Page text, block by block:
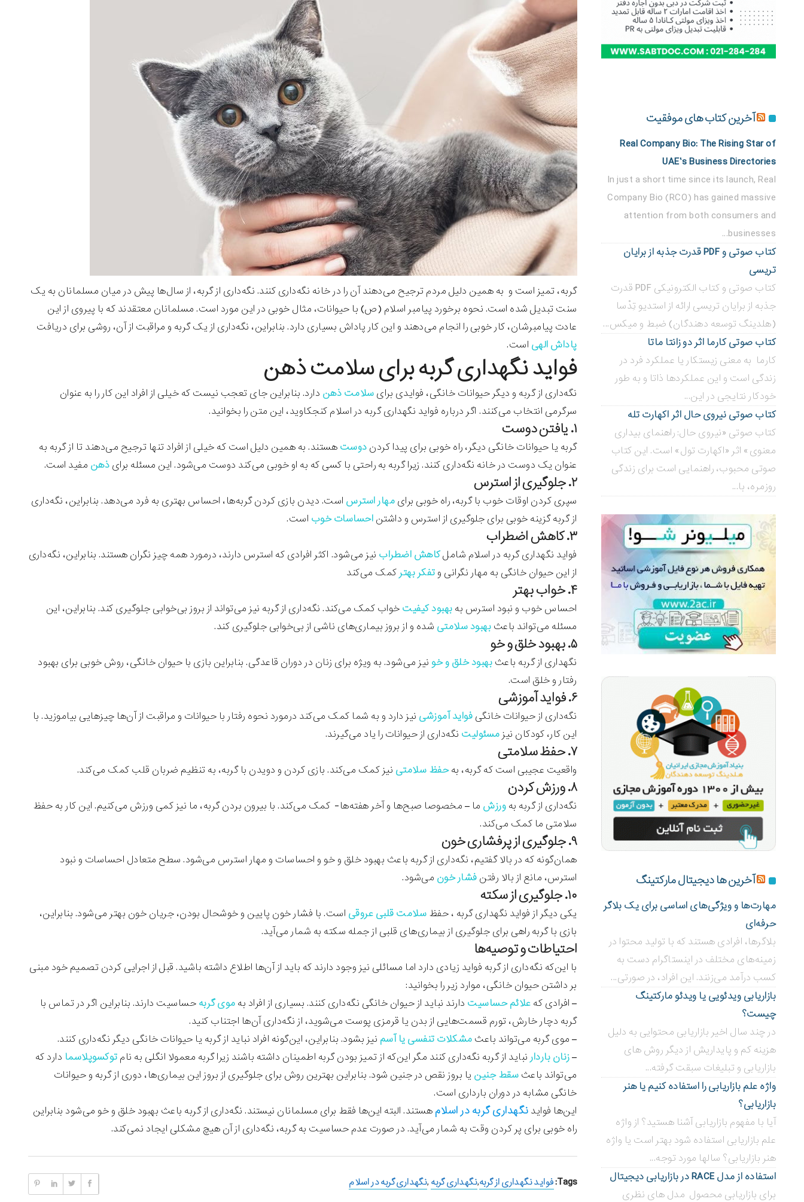
گربه، تمیز است و به همین دلیل مردم ترجیح می‌دهند آن را در خانه نگه‌داری کنند. نگه‌داری از گربه، از سال‌ها پیش در میان مسلمانان به یک
سنت تبدیل شده است. نحوه برخورد پیامبر اسلام (ص) با حیوانات، مثال خوبی در این مورد است. مسلمانان معتقدند که با پیروی از این
عادت پیامبرشان، کار خوبی را انجام می‌دهند و این کار پاداش بسیاری دارد. بنابراین، نگه‌داری از یک گربه و مراقبت از آن، روشی برای دریافت
پاداش الهی است.
فواید نگهداری گربه برای سلامت ذهن
نگه‌داری از گربه و دیگر حیوانات خانگی، فوایدی برای سلامت ذهن دارد. بنابراین جای تعجب نیست که خیلی از افراد این کار را به عنوان
سرگرمی انتخاب می‌کنند. اگر درباره فواید نگهداری گربه در اسلام کنجکاوید، این متن را بخوانید.
۱. یافتن دوست
گربه یا حیوانات خانگی دیگر، راه خوبی برای پیدا کردن دوست هستند. به همین دلیل است که خیلی از افراد تنها ترجیح می‌دهند تا از گربه به
عنوان یک دوست در خانه نگه‌داری کنند. زیرا گربه به راحتی با کسی که به او خوبی می‌کند دوست می‌شود. این مسئله برای ذهن مفید است.
۲. جلوگیری از استرس
سپری کردن اوقات خوب با گربه، راه خوبی برای مهار استرس است. دیدن بازی کردن گربه‌ها، احساس بهتری به فرد می‌دهد. بنابراین، نگه‌داری
از گربه گزینه خوبی برای جلوگیری از استرس و داشتن احساسات خوب است.
۳. کاهش اضطراب
فواید نگهداری گربه در اسلام شاملکاهش اضطراب نیز می‌شود. اکثر افرادی که استرس دارند، درمورد همه چیز نگران هستند. بنابراین، نگه‌داری
از این حیوان خانگی به مهار نگرانی و تفکر بهتر کمک می‌کند
۴. خواب بهتر
احساس خوب و نبود استرس به بهبود کیفیت خواب کمک می‌کند. نگه‌داری از گربه نیز می‌تواند از بروز بی‌خوابی جلوگیری کند. بنابراین، این
مسئله می‌تواند باعث بهبود سلامتی شده و از بروز بیماری‌های ناشی از بی‌خوابی جلوگیری کند.
۵. بهبود خلق و خو
نگهداری از گربه باعث بهبود خلق و خو نیز می‌شود. به ویژه برای زنان در دوران قاعدگی. بنابراین بازی با حیوان خانگی، روش خوبی برای بهبود
رفتار و خلق است.
۶. فواید آموزشی
نگه‌داری از حیوانات خانگی فواید آموزشی نیز دارد و به شما کمک می‌کند درمورد نحوه رفتار با حیوانات و مراقبت از آن‌ها چیزهایی بیاموزید. با
این کار، کودکان نیز مسئولیت نگه‌داری از حیوانات را یاد می‌گیرند.
۷. حفظ سلامتی
واقعیت عجیبی است که گربه، بهحفظ سلامتی نیز کمک می‌کند. بازی کردن و دویدن با گربه، به تنظیم ضربان قلب کمک می‌کند.
۸. ورزش کردن
نگه‌داری از گربه به ورزش ما – مخصوصا صبح‌ها و آخر هفته‌ها- کمک می‌کند. با بیرون بردن گربه، ما نیز کمی ورزش می‌کنیم. این کار به حفظ
سلامتی ما کمک می‌کند.
۹. جلوگیری از پرفشاری خون
همان‌گونه که در بالا گفتیم، نگه‌داری از گربه باعث بهبود خلق و خو و احساسات و مهار استرس می‌شود. سطح متعادل احساسات و نبود
استرس، مانع از بالا رفتن فشار خون می‌شود.
۱۰. جلوگیری از سکته
یکی دیگر از فواید نگهداری گربه ، حفظ سلامت قلبی عروقی است. با فشار خون پایین و خوشحال بودن، جریان خون بهتر می‌شود. بنابراین،
بازی با گربه راهی برای جلوگیری از بیماری‌های قلبی از جمله سکته به شمار می‌آید.
احتیاطات و توصیه‌ها
با این‌که نگه‌داری از گربه فواید زیادی دارد اما مسائلی نیز وجود دارند که باید از آن‌ها اطلاع داشته باشید. قبل از اجرایی کردن تصمیم خود مبنی
بر داشتن حیوان خانگی، موارد زیر را بخوانید:
– افرادی که علائم حساسیت دارند نباید از حیوان خانگی نگه‌داری کنند. بسیاری از افراد به موی گربه حساسیت دارند. بنابراین اگر در تماس با
گربه دچار خارش، تورم قسمت‌هایی از بدن یا قرمزی پوست می‌شوید، از نگه‌داری آن‌ها اجتناب کنید.
– موی گربه می‌تواند باعث مشکلات تنفسی یا آسم نیز بشود. بنابراین، این‌گونه افراد نباید از گربه یا حیوانات خانگی دیگر نگه‌داری کنند.
–زنان باردار نباید از گربه نگه‌داری کنند مگر این‌که از تمیز بودن گربه اطمینان داشته باشند زیرا گربه معمولا انگلی به نام توکسوپلاسما دارد که
می‌تواند باعث سقط جنین یا بروز نقص در جنین شود. بنابراین بهترین روش برای جلوگیری از بروز این بیماری‌ها، دوری از گربه و حیوانات
خانگی مشابه در دوران بارداری است.
این‌ها فواید نگهداری گربه در اسلام هستند. البته این‌ها فقط برای مسلمانان نیستند. نگه‌داری از گربه باعث بهبود خلق و خو می‌شود بنابراین
راه خوبی برای پر کردن وقت به شمار می‌آید. در صورت عدم حساسیت به گربه، نگه‌داری از آن هیچ مشکلی ایجاد نمی‌کند.
Tags: فواید نگهداری از گربه,نگهداری گربه ,نگهداری گربه در اسلام
آخرین کتاب های موفقیت
Real Company Bio: The Rising Star of
UAE’s Business Directories
In just a short time since its launch, Real
Company Bio (RCO) has gained massive
attention from both consumers and
businesses...
کتاب صوتی و PDF قدرت جذبه از برایان
تریسی
کتاب صوتی و کتاب الکترونیکی PDF قدرت
جذبه از برایان تریسی ارائه از استدیو تِدْسا
(هلدینگ توسعه دهندگان) ضبط و میکس...
کتاب صوتی کارما اثر دو زانتا ماتا
کارما به معنی زیستکار یا عملکرد فرد در
زندگی است و این عملکردها ذاتا و به طور
خودکار نتایجی در این...
کتاب صوتی نیروی حال اثر اکهارت تله
کتاب صوتی «نیروی حال: راهنمای بیداری
معنوی» اثر «اکهارت تول» است. این کتاب
صوتی محبوب، راهنمایی است برای زندگی
روزمره، با...
آخرین ها دیجیتال مارکتینگ
مهارت‌ها و ویژگی‌های اساسی برای یک بلاگر
حرفه‌ای
بلاگر‌ها، افرادی هستند که با تولید محتوا در
زمینه‌های مختلف در اینستاگرام دست به
کسب درآمد می‌زنند. این افراد، در صورتی...
بازاریابی ویدئویی ‌یا ویدئو مارکتینگ
چیست؟
در چند سال اخیر بازاریابی محتوایی به دلیل
هزینه کم و پایداریش از دیگر روش های
بازاریابی و تبلیغات سبقت گرفته...
واژه علم بازاریابی را استفاده کنیم یا هنر
بازاریابی؟
آیا با مفهوم بازاریابی آشنا هستید؟ از واژه
علم بازاریابی استفاده شود بهتر است یا واژه
هنر بازاریابی؟ سالها مورد توجه...
استفاده از مدل RACE در بازاریابی دیجیتال
برای بازاریابی محصول مدل های نظری